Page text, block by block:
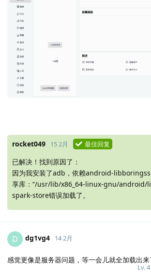
rocket049 15 2月 最佳回复
已解决！找到原因了：
因为我安装了adb，依赖android-
享库：“/usr/lib/x86_64-linux-gnu/android/
spark-store错误加载了。
D dg1vg4
Lv.4
14 2月
感觉更像是服务器问题，等一会儿就全加载出来